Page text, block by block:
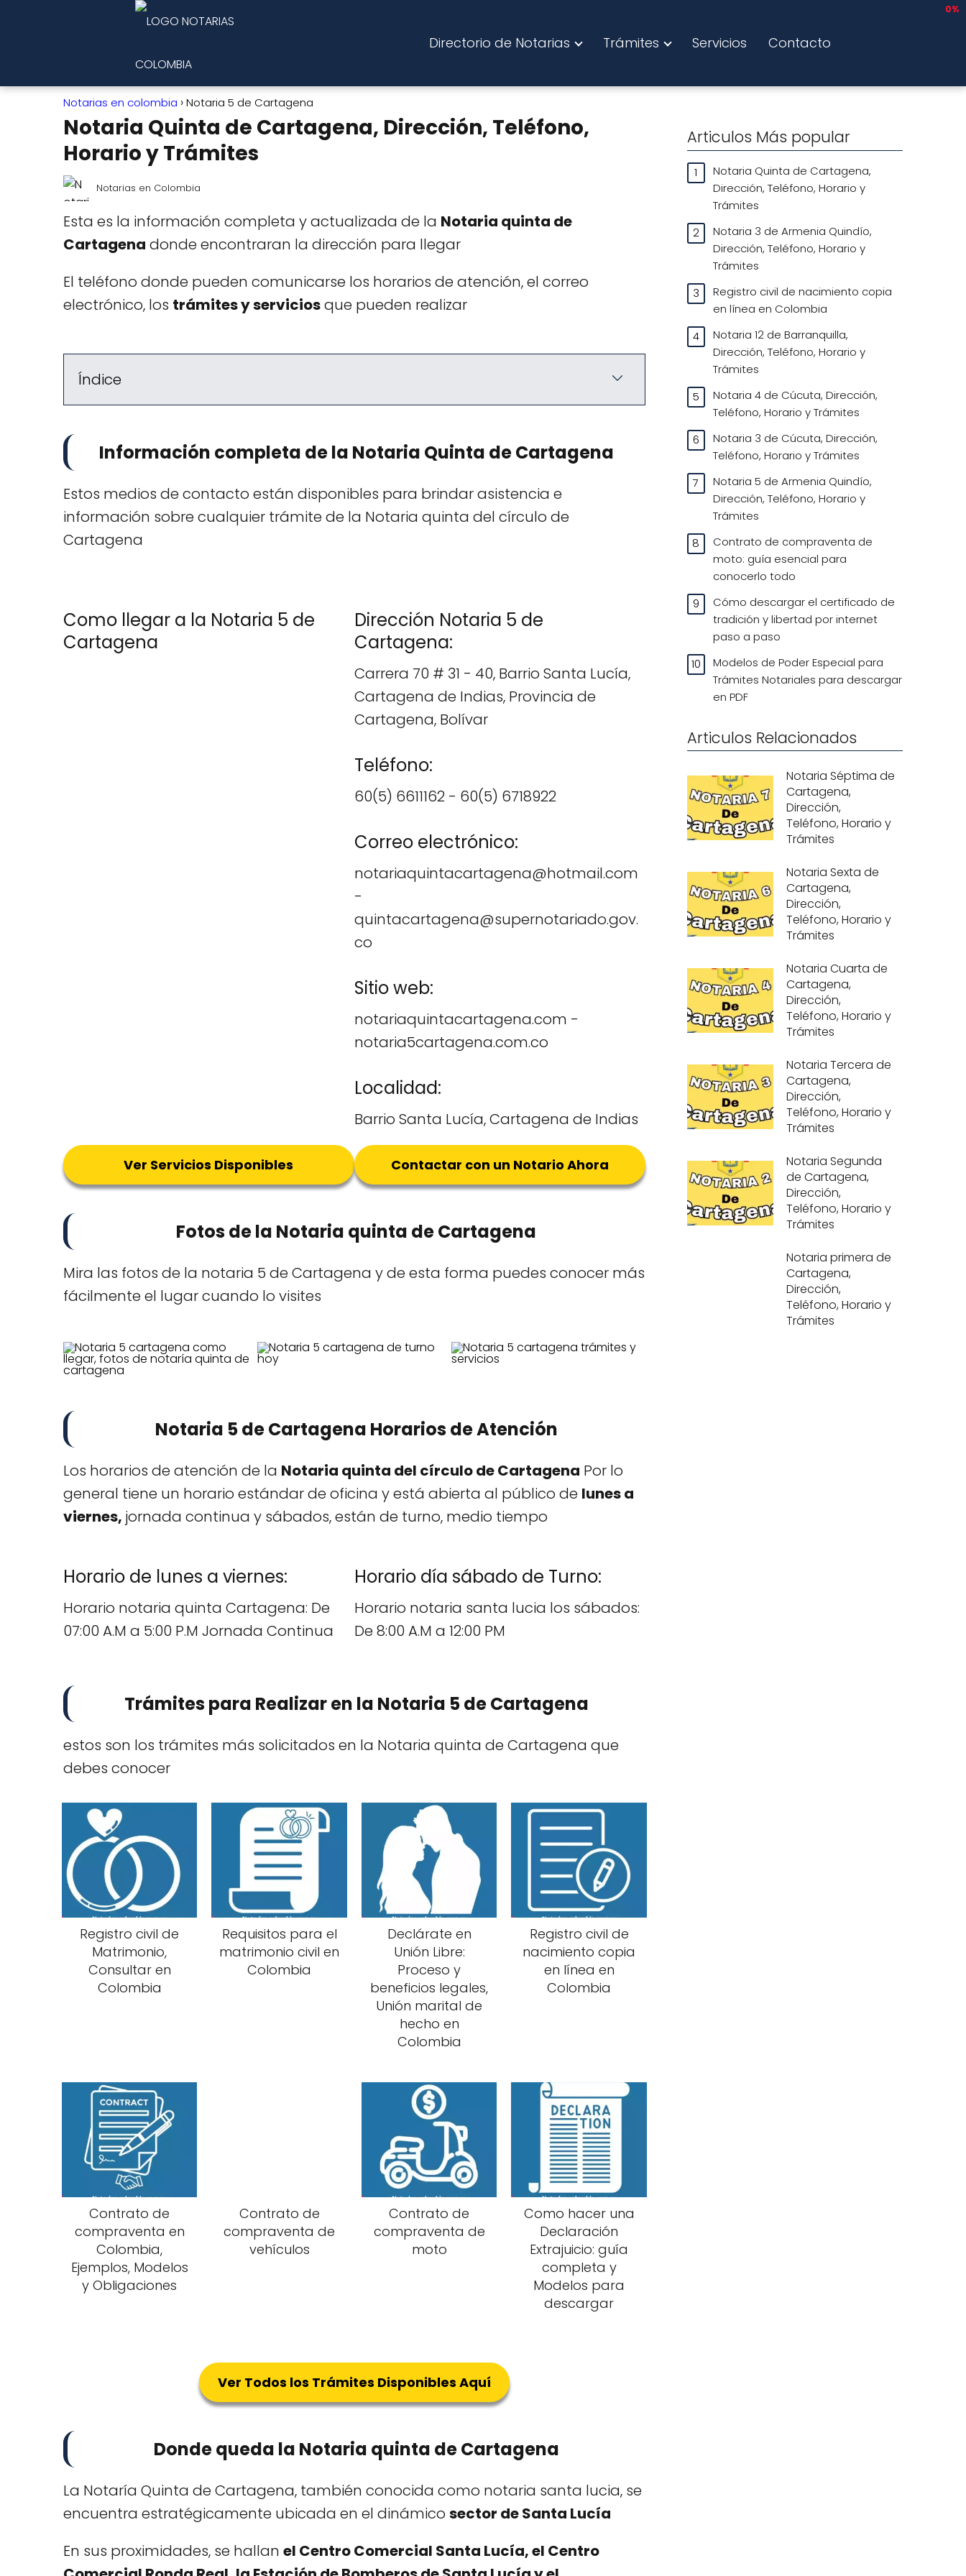
0%
Directorio de Notarias Trámites Servicios Contacto
Notarias en colombia Notaria 5 de Cartagena
Notaria Quinta de Cartagena, Dirección, Teléfono,
Horario y Trámites
Notarias en Colombia
Esta es la información completa y actualizada de la Notaria quinta de
Cartagena donde encontraran la dirección para llegar
El teléfono donde pueden comunicarse los horarios de atención, el correo
electrónico, los trámites y serviciosque pueden realizar
Índice
Información completa de la Notaria Quinta de Cartagena
Estos medios de contacto están disponibles para brindar asistencia e
información sobre cualquier trámite de la Notaria quinta del círculo de
Cartagena
Como llegar a la Notaria 5 de
Cartagena
Dirección Notaria 5 de
Cartagena:
Carrera 70 # 31 - 40, Barrio Santa Lucía,
Cartagena de Indias, Provincia de
Cartagena, Bolívar
Teléfono:
60(5) 6611162 - 60(5) 6718922
Correo electrónico:
notariaquintacartagena@hotmail.com
-
quintacartagena@supernotariado.gov.
co
Sitio web:
notariaquintacartagena.com -
notaria5cartagena.com.co
Localidad:
Barrio Santa Lucía, Cartagena de Indias
Ver Servicios Disponibles Contactar con un Notario Ahora
Fotos de la Notaria quinta de Cartagena
Mira las fotos de la notaria 5 de Cartagena y de esta forma puedes conocer más
fácilmente el lugar cuando lo visites
Notaria 5 de Cartagena Horarios de Atención
Los horarios de atención de la Notaria quinta del círculo de Cartagena Por lo
general tiene un horario estándar de oficina y está abierta al público de lunes a
viernes, jornada continua y sábados, están de turno, medio tiempo
Horario de lunes a viernes:
Horario notaria quinta Cartagena: De
07:00 A.M a 5:00 P.M Jornada Continua
Horario día sábado de Turno:
Horario notaria santa lucia los sábados:
De 8:00 A.M a 12:00 PM
Trámites para Realizar en la Notaria 5 de Cartagena
estos son los trámites más solicitados en la Notaria quinta de Cartagena que
debes conocer
Registro civil de
Matrimonio,
Consultar en
Colombia
Requisitos para el
matrimonio civil en
Colombia
Declárate en
Unión Libre:
Proceso y
beneficios legales,
Unión marital de
hecho en
Colombia
Registro civil de
nacimiento copia
en línea en
Colombia
Contrato de
compraventa en
Colombia,
Ejemplos, Modelos
y Obligaciones
Contrato de
compraventa de
vehículos
Contrato de
compraventa de
moto
Como hacer una
Declaración
Extrajuicio: guía
completa y
Modelos para
descargar
Ver Todos los Trámites Disponibles Aquí
Donde queda la Notaria quinta de Cartagena
La Notaría Quinta de Cartagena, también conocida como notaria santa lucia, se
encuentra estratégicamente ubicada en el dinámico sector de Santa Lucía
En sus proximidades, se hallan el Centro Comercial Santa Lucía, el Centro
Articulos Más popular
Notaria Quinta de Cartagena,
Dirección, Teléfono, Horario y
Trámites
Notaria 3 de Armenia Quindío,
Dirección, Teléfono, Horario y
Trámites
Registro civil de nacimiento copia
en línea en Colombia
Notaria 12 de Barranquilla,
Dirección, Teléfono, Horario y
Trámites
Notaria 4 de Cúcuta, Dirección,
Teléfono, Horario y Trámites
Notaria 3 de Cúcuta, Dirección,
Teléfono, Horario y Trámites
Notaria 5 de Armenia Quindío,
Dirección, Teléfono, Horario y
Trámites
Contrato de compraventa de
moto: guía esencial para
conocerlo todo
Cómo descargar el certificado de
tradición y libertad por internet
paso a paso
Modelos de Poder Especial para
Trámites Notariales para descargar
en PDF
Articulos Relacionados
Notaria Séptima de
Cartagena,
Dirección,
Teléfono, Horario y
Trámites
Notaria Sexta de
Cartagena,
Dirección,
Teléfono, Horario y
Trámites
Notaria Cuarta de
Cartagena,
Dirección,
Teléfono, Horario y
Trámites
Notaria Tercera de
Cartagena,
Dirección,
Teléfono, Horario y
Trámites
Notaria Segunda
de Cartagena,
Dirección,
Teléfono, Horario y
Trámites
Notaria primera de
Cartagena,
Dirección,
Teléfono, Horario y
Trámites